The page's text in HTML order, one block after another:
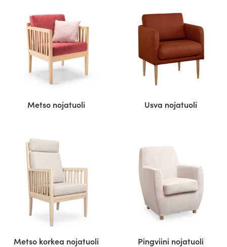
Metso nojatuoli Usva nojatuoli
Metso korkea nojatuoli Pingviini nojatuoli